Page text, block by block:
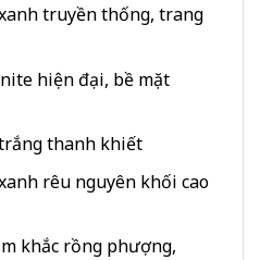
truyền thống, trang
hiện đại, bề mặt
thanh khiết
rêu nguyên khối cao
khắc rồng phượng,